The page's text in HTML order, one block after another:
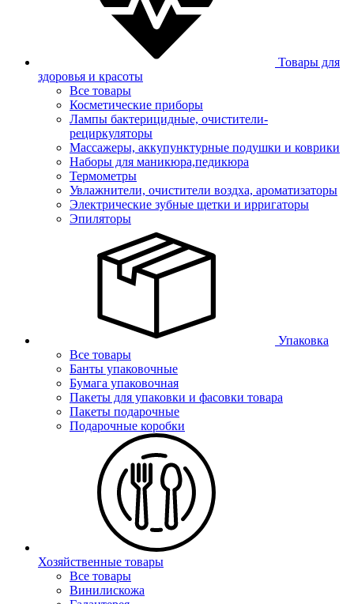
Товары для
здоровья и красоты
Все товары
Косметические приборы
Лампы бактерицидные, очистители-
рециркуляторы
Массажеры, аккупунктурные подушки и коврики
Наборы для маникюра,педикюра
Термометры
Увлажнители, очистители воздха, ароматизаторы
Электрические зубные щетки и ирригаторы
Эпиляторы
Упаковка
Все товары
Банты упаковочные
Бумага упаковочная
Пакеты для упаковки и фасовки товара
Пакеты подарочные
Подарочные коробки
Хозяйственные товары
Все товары
Винилискожа